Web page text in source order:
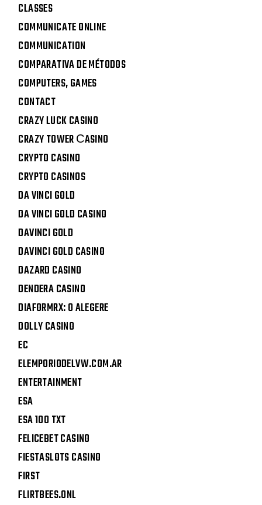
CLASSES
COMMUNICATE ONLINE
COMMUNICATION
COMPARATIVA DE MÉTODOS
COMPUTERS, GAMES
CONTACT
CRAZY LUCK CASINO
CRAZY TOWER СASINO
CRYPTO CASINO
CRYPTO CASINOS
DA VINCI GOLD
DA VINCI GOLD CASINO
DAVINCI GOLD
DAVINCI GOLD CASINO
DAZARD CASINO
DENDERA CASINO
DIAFORMRX: O ALEGERE
DOLLY CASINO
EC
ELEMPORIODELVW.COM.AR
ENTERTAINMENT
ESA
ESA 100 TXT
FELICEBET CASINO
FIESTASLOTS CASINO
FIRST
FLIRTBEES.ONL